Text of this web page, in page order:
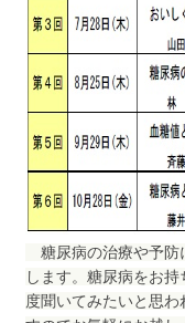
糖尿病の治療や予防
します。糖尿病をお
度聞いてみたいと思